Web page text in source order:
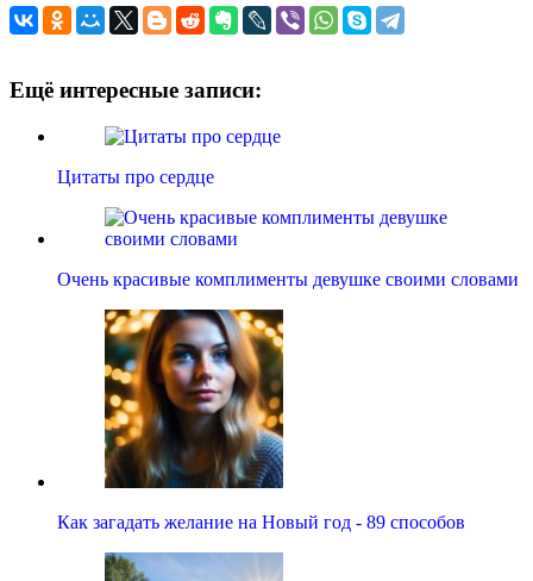
Ещё интересные записи:
Цитаты про сердце
Очень красивые комплименты девушке своими словами
Как загадать желание на Новый год - 89 способов